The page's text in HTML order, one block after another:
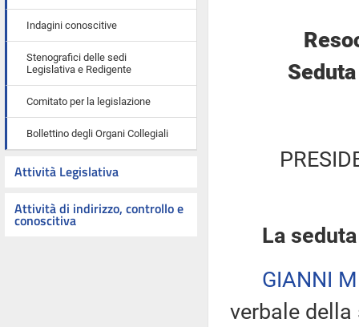
Indagini conoscitive
Stenografici delle sedi
Legislativa e Redigente
Comitato per la legislazione
Bollettino degli Organi Collegiali
Attività Legislativa
Attività di indirizzo, controllo e
conoscitiva
La
GIANNI
verbale